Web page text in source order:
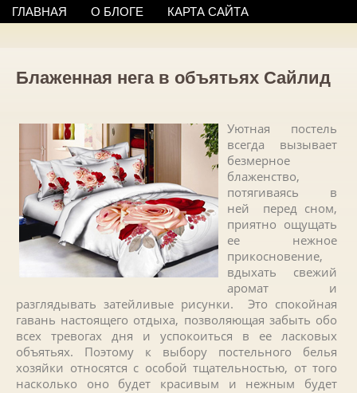
ГЛАВНАЯ О БЛОГЕ КАРТА САЙТА
Блаженная нега в объятьях Сайлид
Уютная постель
всегда вызывает
безмерное
блаженство,
потягиваясь в
ней перед сном,
приятно ощущать
ее нежное
прикосновение,
вдыхать свежий
аромат и
разглядывать затейливые рисунки. Это спокойная
гавань настоящего отдыха, позволяющая забыть обо
всех тревогах дня и успокоиться в ее ласковых
объятьях. Поэтому к выбору постельного белья
хозяйки относятся с особой тщательностью, от того
насколько оно будет красивым и нежным будет